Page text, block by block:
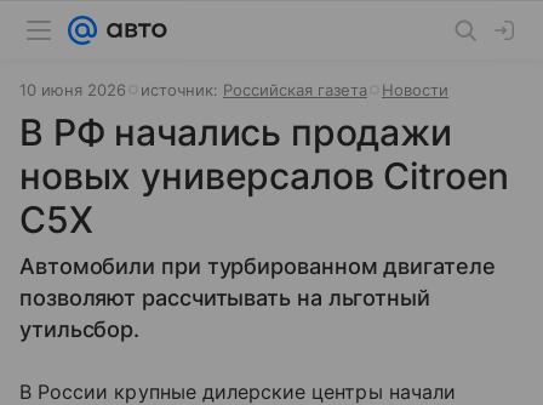
10 июня 2026 источник: Российская газета Новости
В РФ начались продажи
новых универсалов Citroen
C5X
Автомобили при турбированном двигателе
позволяют рассчитывать на льготный
утильсбор.
В России крупные дилерские центры начали